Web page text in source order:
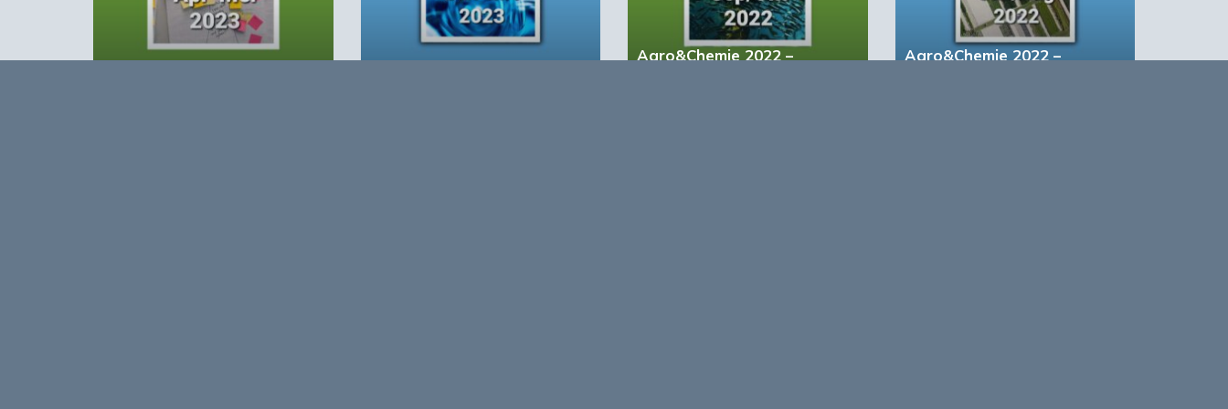
voor bedrijven aan te bieden over duurzame chemie, waarin centraal staat hoe groene
technologie gebruikt kan worden in productie- en ontwerpprocessen.
Bron: deredactie.be
Agro&Chemie 2022 –
Agro&Chemie 2022 –